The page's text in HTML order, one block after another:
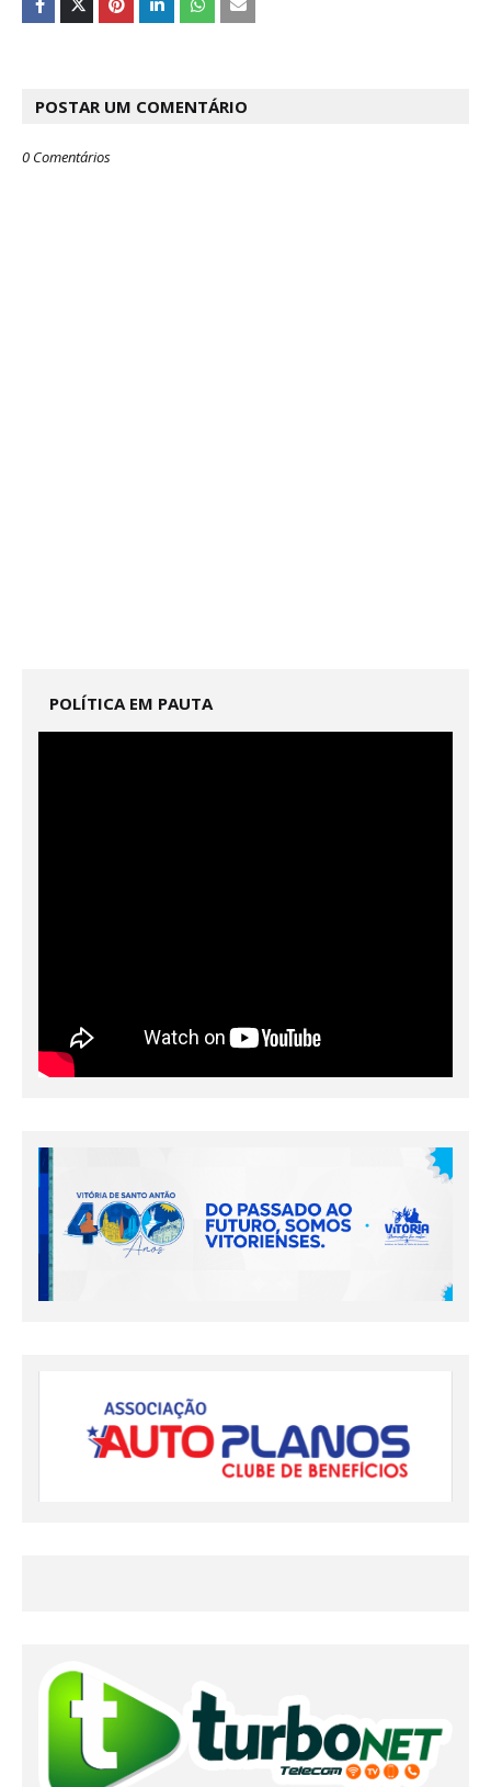
POSTAR UM COMENTÁRIO
0 Comentários
POLÍTICA EM PAUTA